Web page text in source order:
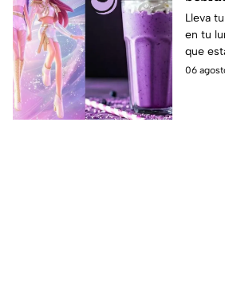
las
para
este
Lleva
en tu
que
06